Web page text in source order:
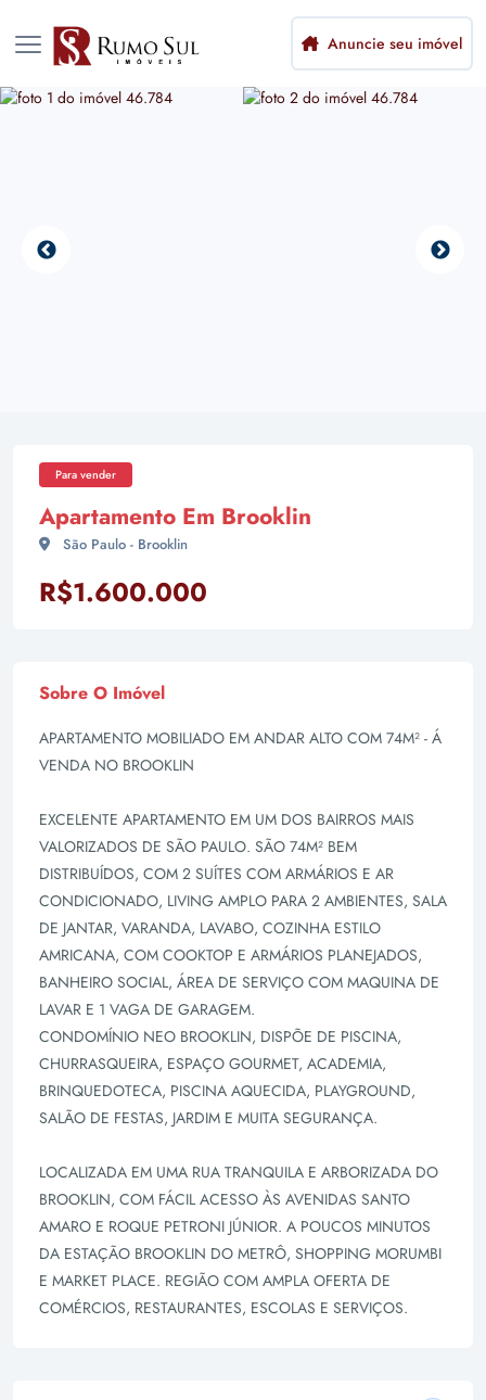
Anuncie seu imóvel
Para vender
Apartamento Em Brooklin
São Paulo - Brooklin
R$1.600.000
Sobre O Imóvel
APARTAMENTO MOBILIADO EM ANDAR ALTO COM 74M² - Á
VENDA NO BROOKLIN
EXCELENTE APARTAMENTO EM UM DOS BAIRROS MAIS
VALORIZADOS DE SÃO PAULO. SÃO 74M² BEM
DISTRIBUÍDOS, COM 2 SUÍTES COM ARMÁRIOS E AR
CONDICIONADO, LIVING AMPLO PARA 2 AMBIENTES, SALA
DE JANTAR, VARANDA, LAVABO, COZINHA ESTILO
AMRICANA, COM COOKTOP E ARMÁRIOS PLANEJADOS,
BANHEIRO SOCIAL, ÁREA DE SERVIÇO COM MAQUINA DE
LAVAR E 1 VAGA DE GARAGEM.
CONDOMÍNIO NEO BROOKLIN, DISPÕE DE PISCINA,
CHURRASQUEIRA, ESPAÇO GOURMET, ACADEMIA,
BRINQUEDOTECA, PISCINA AQUECIDA, PLAYGROUND,
SALÃO DE FESTAS, JARDIM E MUITA SEGURANÇA.
LOCALIZADA EM UMA RUA TRANQUILA E ARBORIZADA DO
BROOKLIN, COM FÁCIL ACESSO ÀS AVENIDAS SANTO
AMARO E ROQUE PETRONI JÚNIOR. A POUCOS MINUTOS
DA ESTAÇÃO BROOKLIN DO METRÔ, SHOPPING MORUMBI
E MARKET PLACE. REGIÃO COM AMPLA OFERTA DE
COMÉRCIOS, RESTAURANTES, ESCOLAS E SERVIÇOS.